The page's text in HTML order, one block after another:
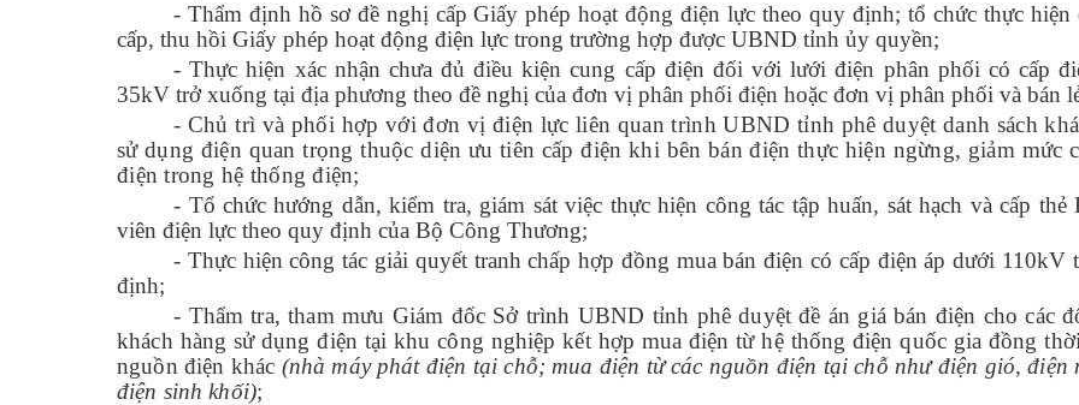
- Thẩm định hồ sơ đề nghị cấp Giấy phép hoạt động điện lực theo quy định; tổ chức thực hiện
cấp, thu hồi Giấy phép hoạt động điện lực trong trường hợp được UBND tỉnh ủy quyền;
- Thực hiện xác nhận chưa đủ điều kiện cung cấp điện đối với lưới điện phân phối có cấp
35kV trở xuống tại địa phương theo đề nghị của đơn vị phân phối điện hoặc đơn vị phân phối và bán
- Chủ trì và phối hợp với đơn vị điện lực liên quan trình UBND tỉnh phê duyệt danh sách
sử dụng điện quan trọng thuộc diện ưu tiên cấp điện khi bên bán điện thực hiện ngừng, giảm mức
điện trong hệ thống điện;
- Tổ chức hướng dẫn, kiểm tra, giám sát việc thực hiện công tác tập huấn, sát hạch và cấp thẻ
viên điện lực theo quy định của Bộ Công Thương;
- Thực hiện công tác giải quyết tranh chấp hợp đồng mua bán điện có cấp điện áp dưới 110kV
định;
- Thẩm tra, tham mưu Giám đốc Sở trình UBND tỉnh phê duyệt đề án giá bán điện cho các
khách hàng sử dụng điện tại khu công nghiệp kết hợp mua điện từ hệ thống điện quốc gia đồng
nguồn điện khác (nhà máy phát điện tại chỗ; mua điện từ các nguồn điện tại chỗ như điện gió, điện
điện sinh khối);